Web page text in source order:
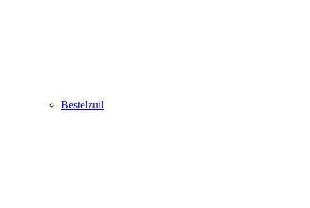
Bestelzuil